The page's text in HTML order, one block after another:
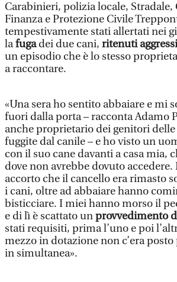
Carabinieri, polizia locale, Stradale,
Finanza e Protezione Civile
tempestivamente stati allertati nei
lafugadei due cani, ritenuti
un episodio che è lo stesso
a raccontare.
«Una sera ho sentito abbaiare e mi
fuori dalla porta – racconta Adamo
anche proprietario dei genitori
fuggite dal canile – e ho visto un
con il suo cane davanti a casa mia,
dove non avrebbe dovuto
accorto che il cancello era rimasto
i cani, oltre ad abbaiare hanno
bisticciare. I miei hanno morso il
e di lì è scattato unprovvedimento
stati requisiti, prima l’uno e poi
mezzo in dotazione non c’era
in simultanea».